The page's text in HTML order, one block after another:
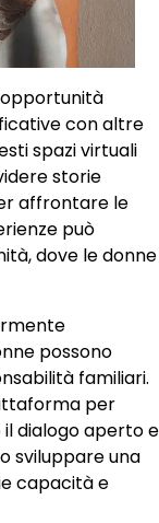
con altre
spazi virtuali
storie
affrontare le
può
dove le donne
possono
familiari.
per
dialogo aperto e
sviluppare una
capacità e